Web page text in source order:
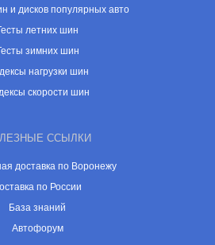
и дисков популярных авто
летних шин
зимних шин
нагрузки шин
скорости шин
ССЫЛКИ
доставка по Воронежу
по России
База знаний
Автофорум